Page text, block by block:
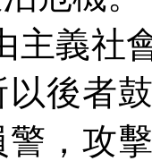
主義社
後者
警，攻